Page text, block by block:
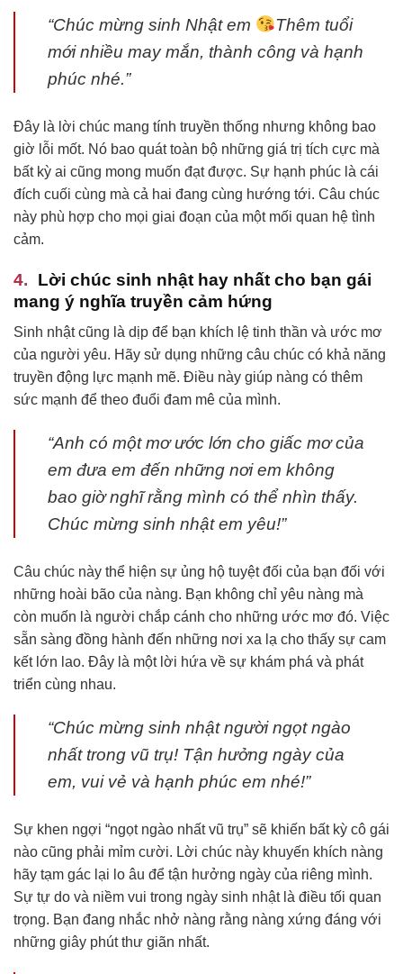
“Chúc mừng sinh Nhật em
Thêm tuổi
mới nhiều may mắn, thành công và hạnh
phúc nhé.”
Đây là lời chúc mang tính truyền thống nhưng không bao
giờ lỗi mốt. Nó bao quát toàn bộ những giá trị tích cực mà
bất kỳ ai cũng mong muốn đạt được. Sự hạnh phúc là cái
đích cuối cùng mà cả hai đang cùng hướng tới. Câu chúc
này phù hợp cho mọi giai đoạn của một mối quan hệ tình
cảm.
Lời chúc sinh nhật hay nhất cho bạn gái
mang ý nghĩa truyền cảm hứng
Sinh nhật cũng là dịp để bạn khích lệ tinh thần và ước mơ
của người yêu. Hãy sử dụng những câu chúc có khả năng
truyền động lực mạnh mẽ. Điều này giúp nàng có thêm
sức mạnh để theo đuổi đam mê của mình.
“Anh có một mơ ước lớn cho giấc mơ của
em đưa em đến những nơi em không
bao giờ nghĩ rằng mình có thể nhìn thấy.
Chúc mừng sinh nhật em yêu!”
Câu chúc này thể hiện sự ủng hộ tuyệt đối của bạn đối với
những hoài bão của nàng. Bạn không chỉ yêu nàng mà
còn muốn là người chắp cánh cho những ước mơ đó. Việc
sẵn sàng đồng hành đến những nơi xa lạ cho thấy sự cam
kết lớn lao. Đây là một lời hứa về sự khám phá và phát
triển cùng nhau.
“Chúc mừng sinh nhật người ngọt ngào
nhất trong vũ trụ! Tận hưởng ngày của
em, vui vẻ và hạnh phúc em nhé!”
Sự khen ngợi “ngọt ngào nhất vũ trụ” sẽ khiến bất kỳ cô gái
nào cũng phải mỉm cười. Lời chúc này khuyến khích nàng
hãy tạm gác lại lo âu để tận hưởng ngày của riêng mình.
Sự tự do và niềm vui trong ngày sinh nhật là điều tối quan
trọng. Bạn đang nhắc nhở nàng rằng nàng xứng đáng với
những giây phút thư giãn nhất.